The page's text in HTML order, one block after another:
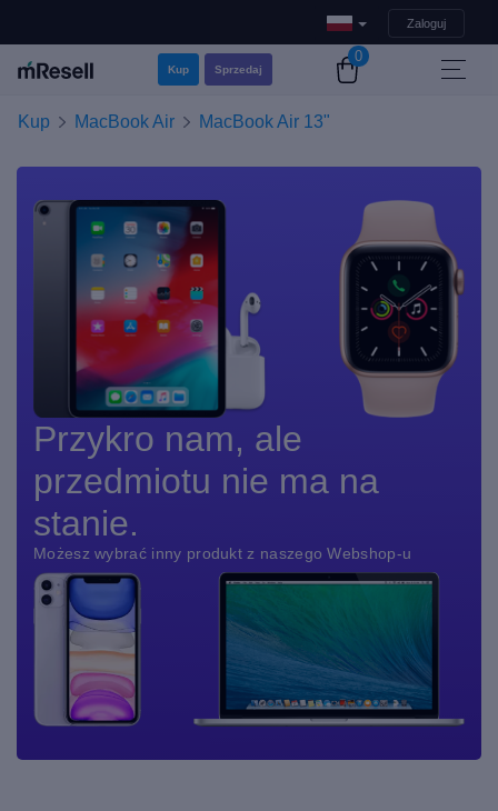
Zaloguj
Kup Sprzedaj
0
Kup MacBook Air MacBook Air 13"
Przykro nam, ale
przedmiotu nie ma na
stanie.
Możesz wybrać inny produkt z naszego Webshop-u